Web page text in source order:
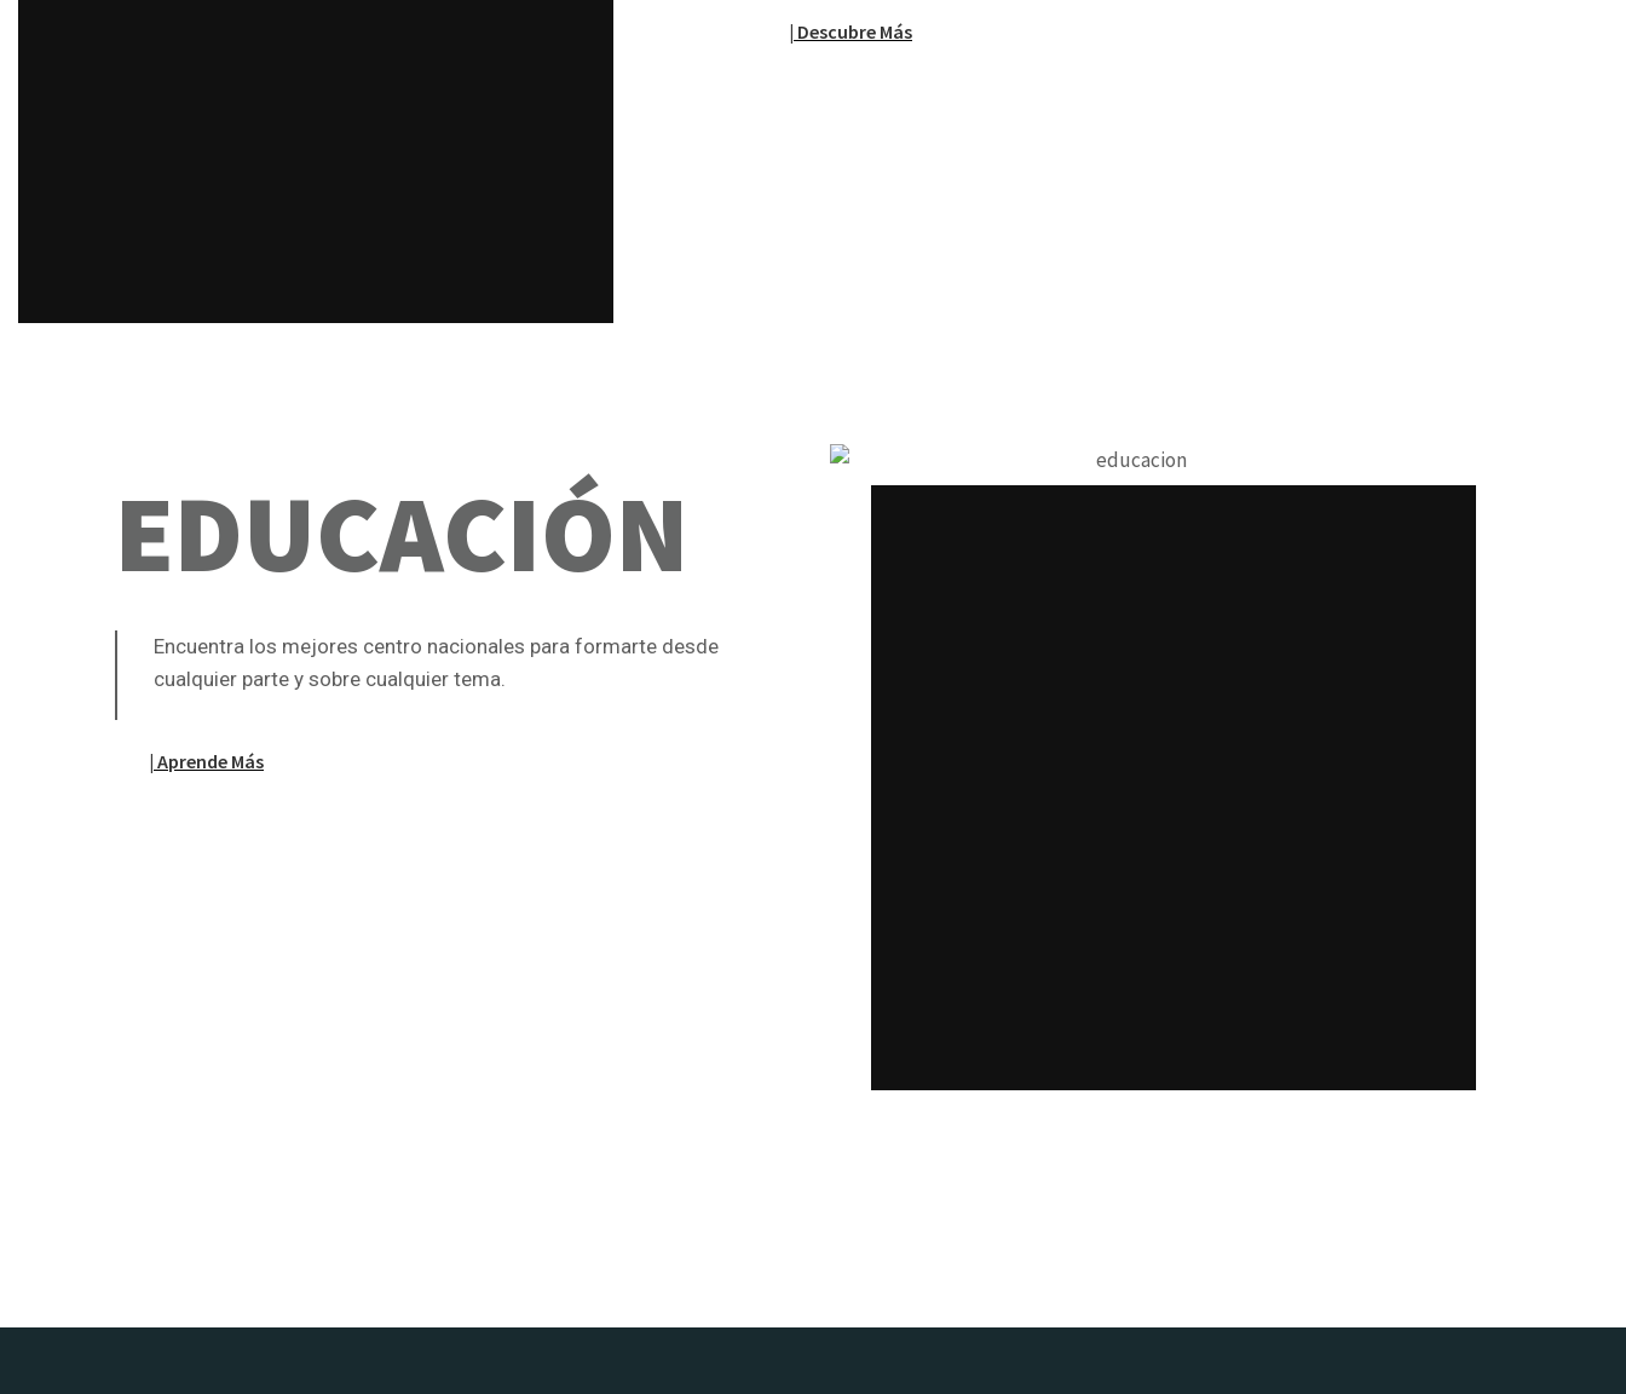
| Descubre Más
EDUCACIÓN
Encuentra los mejores centro nacionales para formarte desde
cualquier parte y sobre cualquier tema.
| Aprende Más